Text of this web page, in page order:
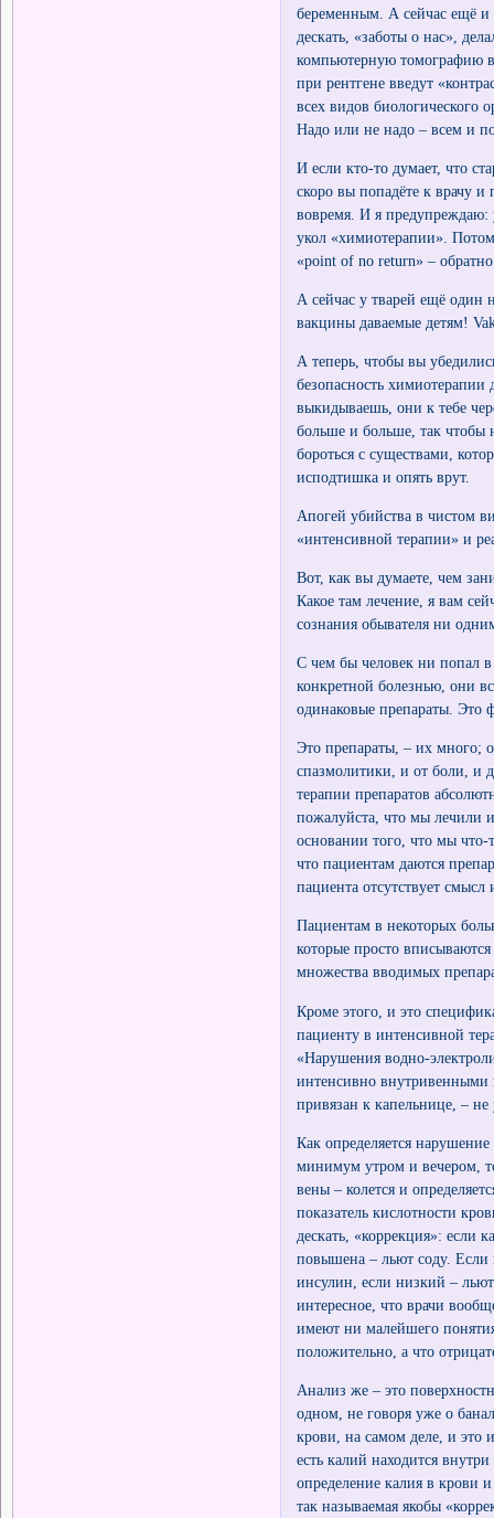
беременным. А сейчас ещё
дескать, «заботы о нас»,
компьютерную томографию
при рентгене введут
всех видов биологического
Надо или не надо – всем и
И если кто-то думает, что
скоро вы попадёте к врачу и
вовремя. И я предупреждаю:
укол «химиотерапии».
«point of no return» – обратно
А сейчас у тварей ещё один
вакцины даваемые детям!
А теперь, чтобы вы
безопасность
выкидываешь, они к тебе
больше и больше, так чтобы
бороться с существами,
исподтишка и опять врут.
Апогей убийства в чистом
«интенсивной терапии» и
Вот, как вы думаете, чем
Какое там лечение, я вам
сознания обывателя ни
С чем бы человек ни попал
конкретной болезнью, они
одинаковые препараты. Это
Это препараты, – их много;
спазмолитики, и от боли, и
терапии препаратов
пожалуйста, что мы лечили
основании того, что мы что-
что пациентам даются
пациента отсутствует
Пациентам в некоторых
которые просто
множества вводимых
Кроме этого, и это
пациенту в интенсивной
«Нарушения водно-
интенсивно внутривенными
привязан к капельнице, – не
Как определяется
минимум утром и вечером,
вены – колется и
показатель кислотности
дескать, «коррекция»: если
повышена – льют соду.
инсулин, если низкий –
интересное, что врачи
имеют ни малейшего
положительно, а что
Анализ же – это
одном, не говоря уже о
крови, на самом деле, и это
есть калий находится
определение калия в крови
так называемая якобы